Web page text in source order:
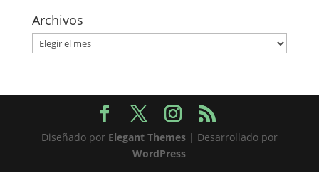
Archivos
Archivos
Diseñado por Elegant Themes| Desarrollado por
WordPress